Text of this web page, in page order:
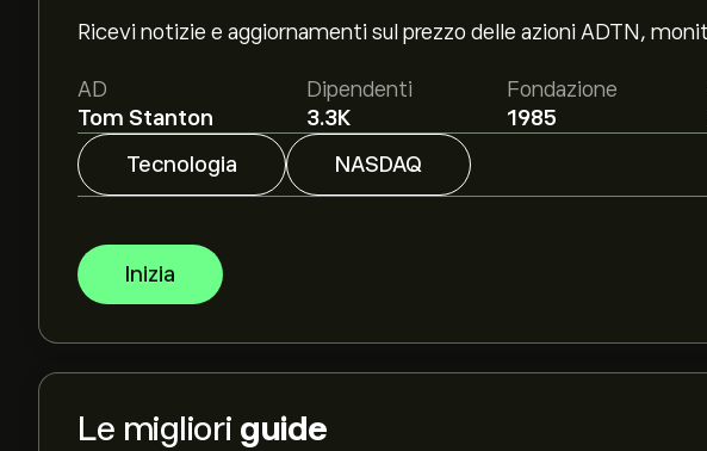
Ricevi notizie e aggiornamenti sul prezzo delle azioni ADTN,
AD
Tom Stanton
Dipendenti
3.3K
Fondazione
1985
Tecnologia
NASDAQ
Inizia
Le migliori guide